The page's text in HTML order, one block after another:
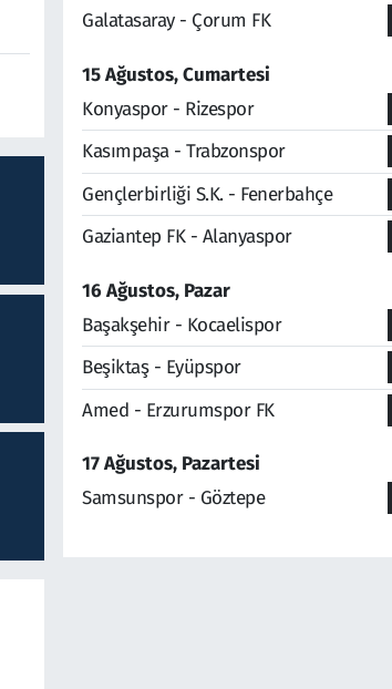
Galatasaray - Çorum FK
15 Ağustos, Cumartesi
Konyaspor - Rizespor
Kasımpaşa - Trabzonspor
Gençlerbirliği S.K. - Fenerbahçe
Gaziantep FK - Alanyaspor
16 Ağustos, Pazar
Başakşehir - Kocaelispor
Beşiktaş - Eyüpspor
Amed - Erzurumspor FK
17 Ağustos, Pazartesi
Samsunspor - Göztepe